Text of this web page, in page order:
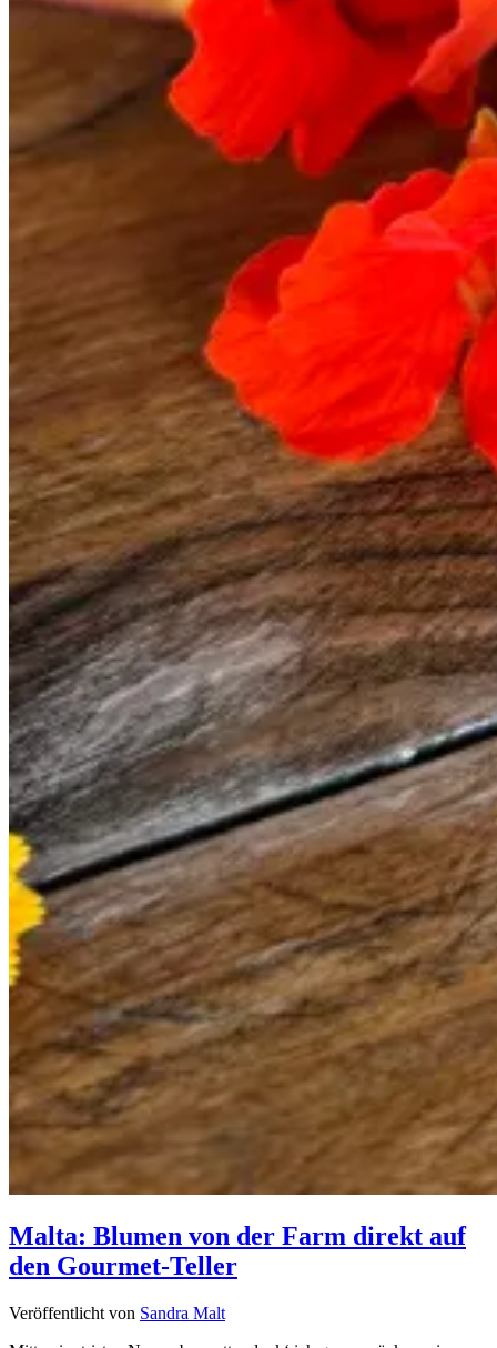
Malta: Blumen von der Farm direkt auf
den Gourmet-Teller
Veröffentlicht von Sandra Malt